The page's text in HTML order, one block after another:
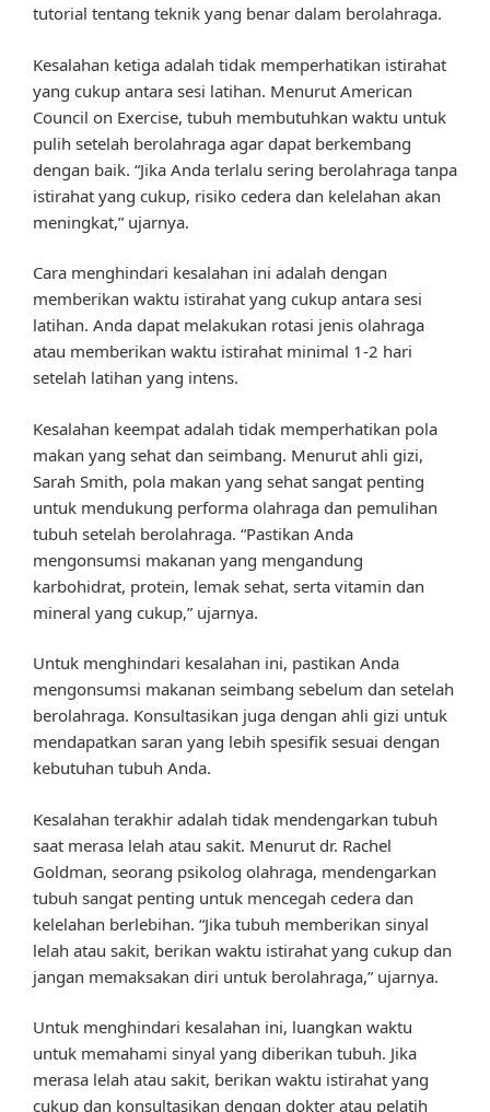
tutorial tentang teknik yang benar dalam berolahraga.
Kesalahan ketiga adalah tidak memperhatikan istirahat
yang cukup antara sesi latihan. Menurut American
Council on Exercise, tubuh membutuhkan waktu untuk
pulih setelah berolahraga agar dapat berkembang
dengan baik. “Jika Anda terlalu sering berolahraga tanpa
istirahat yang cukup, risiko cedera dan kelelahan akan
meningkat,” ujarnya.
Cara menghindari kesalahan ini adalah dengan
memberikan waktu istirahat yang cukup antara sesi
latihan. Anda dapat melakukan rotasi jenis olahraga
atau memberikan waktu istirahat minimal 1-2 hari
setelah latihan yang intens.
Kesalahan keempat adalah tidak memperhatikan pola
makan yang sehat dan seimbang. Menurut ahli gizi,
Sarah Smith, pola makan yang sehat sangat penting
untuk mendukung performa olahraga dan pemulihan
tubuh setelah berolahraga. “Pastikan Anda
mengonsumsi makanan yang mengandung
karbohidrat, protein, lemak sehat, serta vitamin dan
mineral yang cukup,” ujarnya.
Untuk menghindari kesalahan ini, pastikan Anda
mengonsumsi makanan seimbang sebelum dan setelah
berolahraga. Konsultasikan juga dengan ahli gizi untuk
mendapatkan saran yang lebih spesifik sesuai dengan
kebutuhan tubuh Anda.
Kesalahan terakhir adalah tidak mendengarkan tubuh
saat merasa lelah atau sakit. Menurut dr. Rachel
Goldman, seorang psikolog olahraga, mendengarkan
tubuh sangat penting untuk mencegah cedera dan
kelelahan berlebihan. “Jika tubuh memberikan sinyal
lelah atau sakit, berikan waktu istirahat yang cukup dan
jangan memaksakan diri untuk berolahraga,” ujarnya.
Untuk menghindari kesalahan ini, luangkan waktu
untuk memahami sinyal yang diberikan tubuh. Jika
merasa lelah atau sakit, berikan waktu istirahat yang
cukup dan konsultasikan dengan dokter atau pelatih